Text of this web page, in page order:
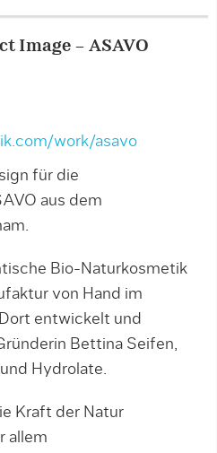
– ASAVO
work/asavo
für die
aus dem
Bio-Naturkosmetik
von Hand im
entwickelt und
Bettina Seifen,
Hydrolate.
Kraft der Natur
allem